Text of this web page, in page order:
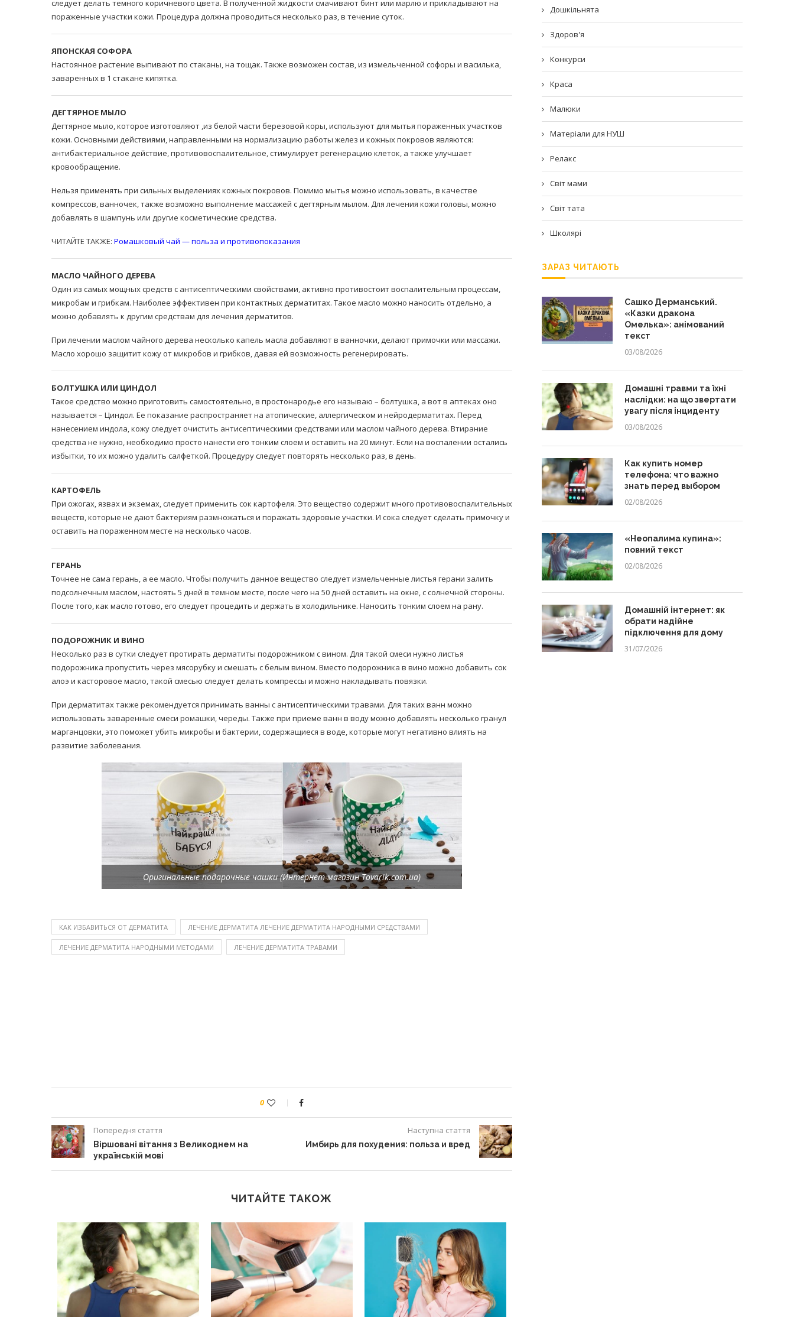
следует делать темного коричневого цвета. В полученной жидкости смачивают бинт или марлю и прикладывают на
пораженные участки кожи. Процедура должна проводиться несколько раз, в течение суток.
ЯПОНСКАЯ СОФОРА
Настоянное растение выпивают по стаканы, на тощак. Также возможен состав, из измельченной софоры и василька,
заваренных в 1 стакане кипятка.
ДЕГТЯРНОЕ МЫЛО
Дегтярное мыло, которое изготовляют ,из белой части березовой коры, используют для мытья пораженных участков
кожи. Основными действиями, направленными на нормализацию работы желез и кожных покровов являются:
антибактериальное действие, противовоспалительное, стимулирует регенерацию клеток, а также улучшает
кровообращение.
Нельзя применять при сильных выделениях кожных покровов. Помимо мытья можно использовать, в качестве
компрессов, ванночек, также возможно выполнение массажей с дегтярным мылом. Для лечения кожи головы, можно
добавлять в шампунь или другие косметические средства.
ЧИТАЙТЕ ТАКЖЕ: Ромашковый чай — польза и противопоказания
МАСЛО ЧАЙНОГО ДЕРЕВА
Один из самых мощных средств с антисептическими свойствами, активно противостоит воспалительным процессам,
микробам и грибкам. Наиболее эффективен при контактных дерматитах. Такое масло можно наносить отдельно, а
можно добавлять к другим средствам для лечения дерматитов.
При лечении маслом чайного дерева несколько капель масла добавляют в ванночки, делают примочки или массажи.
Масло хорошо защитит кожу от микробов и грибков, давая ей возможность регенерировать.
БОЛТУШКА ИЛИ ЦИНДОЛ
Такое средство можно приготовить самостоятельно, в простонародье его называю – болтушка, а вот в аптеках оно
называется – Циндол. Ее показание распространяет на атопические, аллергическом и нейродерматитах. Перед
нанесением индола, кожу следует очистить антисептическими средствами или маслом чайного дерева. Втирание
средства не нужно, необходимо просто нанести его тонким слоем и оставить на 20 минут. Если на воспалении остались
избытки, то их можно удалить салфеткой. Процедуру следует повторять несколько раз, в день.
КАРТОФЕЛЬ
При ожогах, язвах и экземах, следует применить сок картофеля. Это вещество содержит много противовоспалительных
веществ, которые не дают бактериям размножаться и поражать здоровые участки. И сока следует сделать примочку и
оставить на пораженном месте на несколько часов.
ГЕРАНЬ
Точнее не сама герань, а ее масло. Чтобы получить данное вещество следует измельченные листья герани залить
подсолнечным маслом, настоять 5 дней в темном месте, после чего на 50 дней оставить на окне, с солнечной стороны.
После того, как масло готово, его следует процедить и держать в холодильнике. Наносить тонким слоем на рану.
ПОДОРОЖНИК И ВИНО
Несколько раз в сутки следует протирать дерматиты подорожником с вином. Для такой смеси нужно листья
подорожника пропустить через мясорубку и смешать с белым вином. Вместо подорожника в вино можно добавить сок
алоэ и касторовое масло, такой смесью следует делать компрессы и можно накладывать повязки.
При дерматитах также рекомендуется принимать ванны с антисептическими травами. Для таких ванн можно
использовать заваренные смеси ромашки, череды. Также при приеме ванн в воду можно добавлять несколько гранул
марганцовки, это поможет убить микробы и бактерии, содержащиеся в воде, которые могут негативно влиять на
развитие заболевания.
Оригинальные подарочные чашки (Интернет-магазин Tovarik.com.ua)
КАК ИЗБАВИТЬСЯ ОТ ДЕРМАТИТА ЛЕЧЕНИЕ ДЕРМАТИТА ЛЕЧЕНИЕ ДЕРМАТИТА НАРОДНЫМИ СРЕДСТВАМИ
ЛЕЧЕНИЕ ДЕРМАТИТА НАРОДНЫМИ МЕТОДАМИ ЛЕЧЕНИЕ ДЕРМАТИТА ТРАВАМИ
0
Попередня стаття
Віршовані вітання з Великоднем на
українській мові
Наступна стаття
Имбирь для похудения: польза и вред
ЧИТАЙТЕ ТАКОЖ
Дошкільнята
Здоров'я
Конкурси
Краса
Малюки
Матеріали для НУШ
Релакс
Світ мами
Світ тата
Школярі
ЗАРАЗ ЧИТАЮТЬ
Сашко Дерманський.
«Казки дракона
Омелька»: анімований
текст
03/08/2026
Домашні травми та їхні
наслідки: на що звертати
увагу після інциденту
03/08/2026
Как купить номер
телефона: что важно
знать перед выбором
02/08/2026
«Неопалима купина»:
повний текст
02/08/2026
Домашній інтернет: як
обрати надійне
підключення для дому
31/07/2026